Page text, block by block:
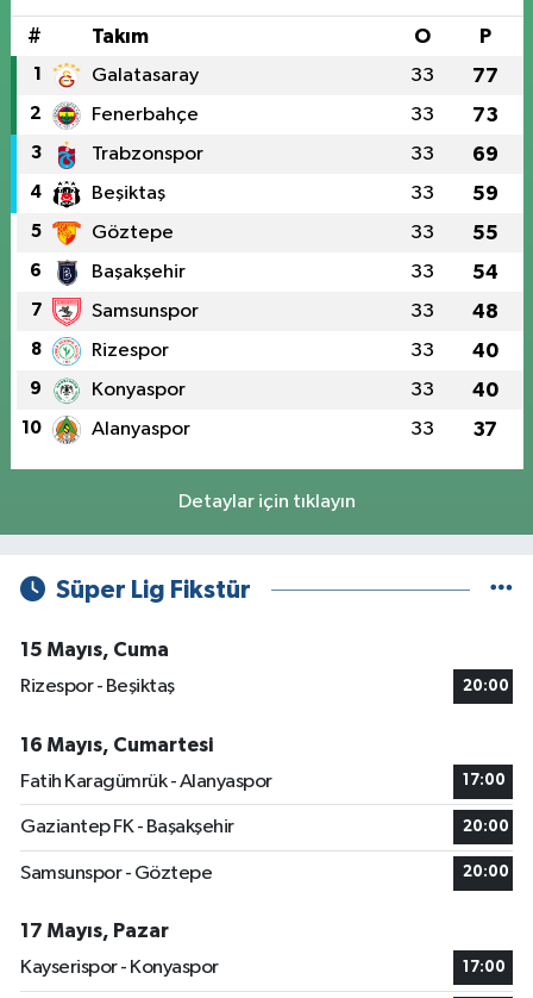
# Takım O P
1 Galatasaray 33 77
2 Fenerbahçe 33 73
3 Trabzonspor 33 69
4 Beşiktaş 33 59
5 Göztepe 33 55
6 Başakşehir 33 54
7 Samsunspor 33 48
8 Rizespor 33 40
9 Konyaspor 33 40
10 Alanyaspor 33 37
Detaylar için tıklayın
Süper Lig Fikstür
15 Mayıs, Cuma
Rizespor - Beşiktaş
20:00
16 Mayıs, Cumartesi
Fatih Karagümrük - Alanyaspor
17:00
Gaziantep FK - Başakşehir 20:00
Samsunspor - Göztepe 20:00
17 Mayıs, Pazar
Kayserispor - Konyaspor
17:00